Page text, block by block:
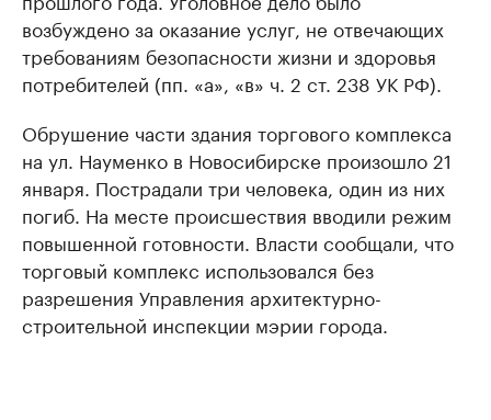
возбуждено за оказание услуг, не отвечающих
требованиям безопасности жизни и здоровья
потребителей (пп. «а», «в» ч. 2 ст. 238 УК РФ).
Обрушение части здания торгового комплекса
на ул. Науменко в Новосибирске произошло 21
января. Пострадали три человека, один из них
погиб. На месте происшествия вводили режим
повышенной готовности. Власти сообщали, что
торговый комплекс использовался без
разрешения Управления архитектурно-
строительной инспекции мэрии города.